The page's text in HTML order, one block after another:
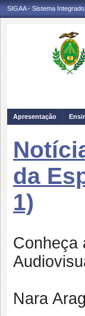
SIGAA - Sistema
Apresentação
da
1)
Conheça
Nara